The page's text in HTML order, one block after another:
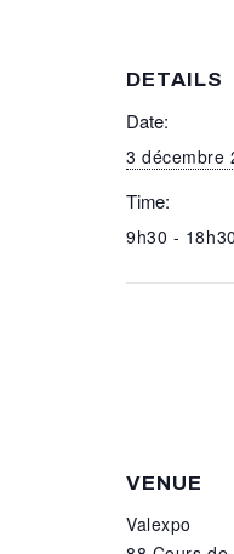
DETAILS
Date:
3 décembre
Time:
9h30 - 18h30
VENUE
Valexpo